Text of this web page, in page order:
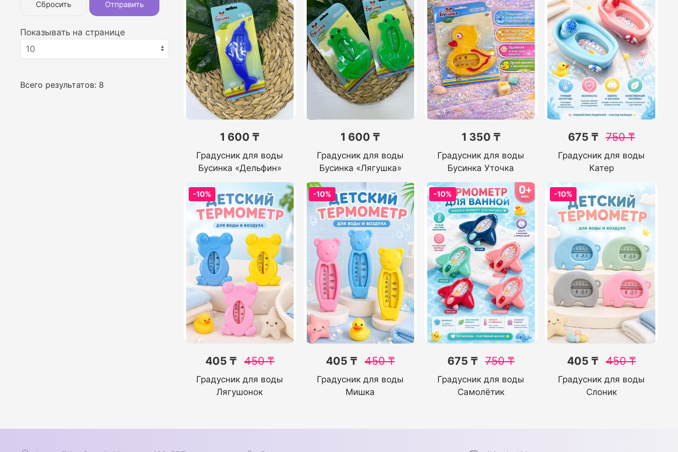
Сбросить Отправить
Показывать на странице
Всего результатов: 8
1 600 ₸
Градусник для воды
Бусинка «Дельфин»
1 600 ₸
Градусник для воды
Бусинка «Лягушка»
1 350 ₸
Градусник для воды
Бусинка Уточка
675 ₸ 750₸
Градусник для воды
Катер
-10%
405 ₸ 450₸
Градусник для воды
Лягушонок
-10%
405 ₸ 450₸
Градусник для воды
Мишка
-10%
675 ₸ 750₸
Градусник для воды
Самолётик
-10%
405 ₸ 450₸
Градусник для воды
Слоник